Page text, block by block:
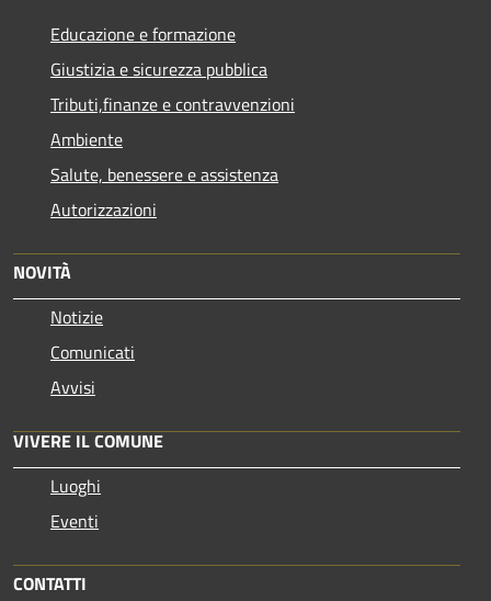
Educazione e formazione
Giustizia e sicurezza pubblica
Tributi,finanze e contravvenzioni
Ambiente
Salute, benessere e assistenza
Autorizzazioni
NOVITÀ
Notizie
Comunicati
Avvisi
VIVERE IL COMUNE
Luoghi
Eventi
CONTATTI